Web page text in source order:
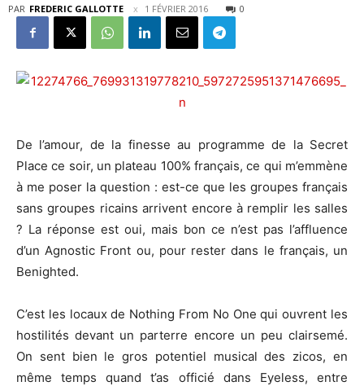
PAR FREDERIC GALLOTTE 1 FÉVRIER 2016 0
De l’amour, de la finesse au programme de la Secret
Place ce soir, un plateau 100% français, ce qui m’emmène
à me poser la question : est-ce que les groupes français
sans groupes ricains arrivent encore à remplir les salles
? La réponse est oui, mais bon ce n’est pas l’affluence
d’un Agnostic Front ou, pour rester dans le français, un
Benighted.
C’est les locaux de Nothing From No One qui ouvrent les
hostilités devant un parterre encore un peu clairsemé.
On sent bien le gros potentiel musical des zicos, en
même temps quand t’as officié dans Eyeless, entre